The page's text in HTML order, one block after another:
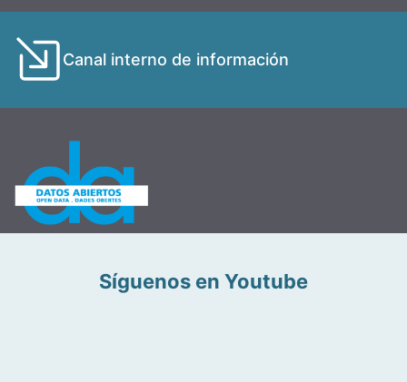
Canal interno de información
Síguenos en Youtube